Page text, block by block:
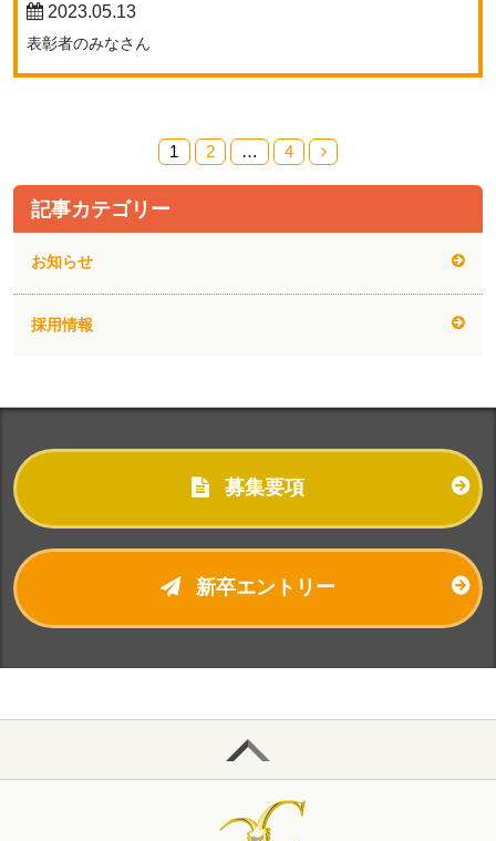
2023.05.13
表彰者のみなさん
1 2 … 4
記事カテゴリー
お知らせ
採用情報
募集要項
新卒エントリー